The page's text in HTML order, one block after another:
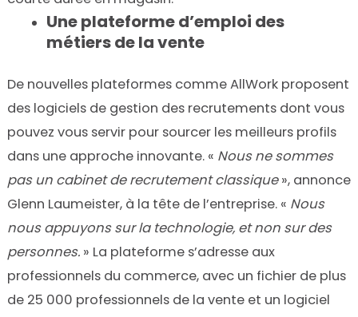
Une plateforme d’emploi des
métiers de la vente
De nouvelles plateformes comme AllWork proposent
des logiciels de gestion des recrutements dont vous
pouvez vous servir pour sourcer les meilleurs profils
dans une approche innovante. « Nous ne sommes
pas un cabinet de recrutement classique», annonce
Glenn Laumeister, à la tête de l’entreprise. « Nous
nous appuyons sur la technologie, et non sur des
personnes.» La plateforme s’adresse aux
professionnels du commerce, avec un fichier de plus
de 25 000 professionnels de la vente et un logiciel